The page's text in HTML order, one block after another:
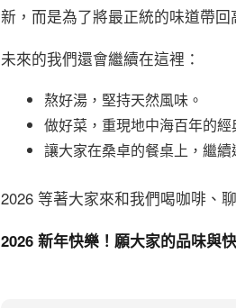
新，而是為了將最正統的味道帶回
未來的我們還會繼續在這裡：
熬好湯，堅持天然風味。
做好菜，重現地中海百年的經
讓大家在桑卓的餐桌上，繼續
2026 等著大家來和我們喝咖啡、
2026 新年快樂！願大家的品味與